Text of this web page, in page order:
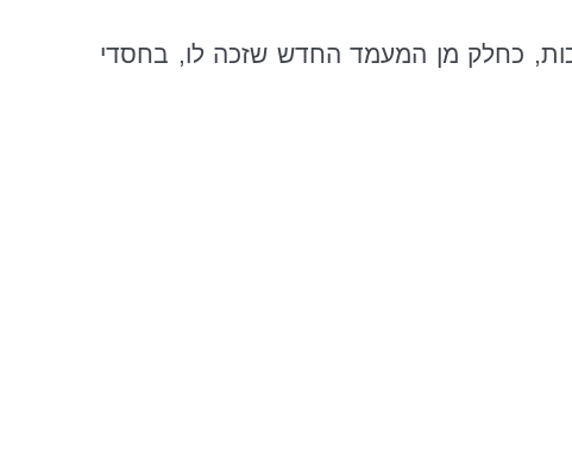
כחלק מן המעמד החדש שזכה לו, בחסדי